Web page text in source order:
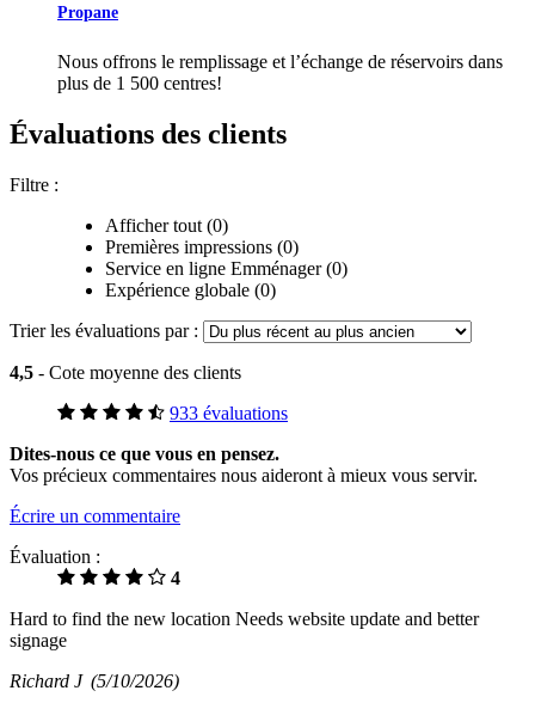
Propane
Nous offrons le remplissage et l’échange de réservoirs dans
plus de 1 500 centres!
Évaluations des clients
Filtre :
Afficher tout (0)
Premières impressions (0)
Service en ligne Emménager (0)
Expérience globale (0)
Trier les évaluations par :
4,5 - Cote moyenne des clients
933 évaluations
Dites-nous ce que vous en pensez.
Vos précieux commentaires nous aideront à mieux vous servir.
Écrire un commentaire
Évaluation :
4
Hard to find the new location Needs website update and better
signage
Richard J (5/10/2026)